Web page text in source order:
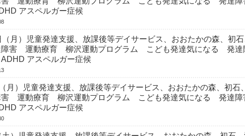
アスペルガー症候
月）児童発達支援、放課後等デイサービス、おおたかの森、初石
障害 運動療育 柳沢運動プログラム こども発達気になる 発
アスペルガー症候
月）児童発達支援、放課後等デイサービス、おおたかの森、初石
害 運動療育 柳沢運動プログラム こども発達気になる 発達
アスペルガー症候